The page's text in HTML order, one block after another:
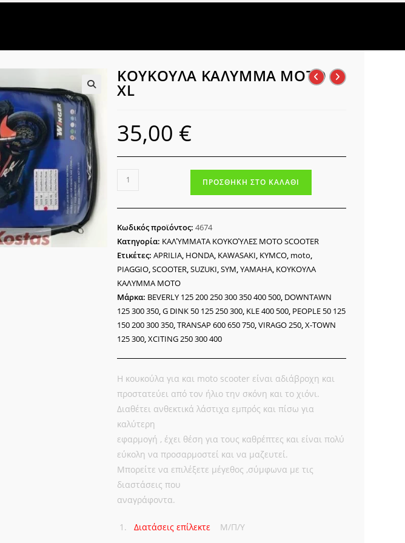
🔍
ΚΟΥΚΟΥΛΑ ΚΑΛΥΜΜΑ MOTO
XL
35,00 €
ΚΟΥΚΟΥΛΑ
MOTO
ποσότητα
ΠΡΟΣΘΉΚΗ ΣΤΟ ΚΑΛΆΘΙ
Κωδικός προϊόντος:4674
Κατηγορία: ΚΑΛΎΜΜΑΤΑ ΚΟΥΚΟΎΛΕΣ ΜΟΤΟ SCOOTER
Ετικέτες:APRILIA, HONDA, KAWASAKI, KYMCO, moto,
PIAGGIO,SCOOTER,SUZUKI,SYM,YAMAHA, ΚΟΥΚΟΥΛΑ
ΚΑΛΥΜΜΑ MOTO
Μάρκα: BEVERLY 125 200 250 300 350 400 500, DOWNTAWN
125 300 350,G DINK 50 125 250 300, KLE 400 500, PEOPLE 50 125
150 200 300 350,TRANSAP 600 650 750,VIRAGO 250,X-TOWN
125 300,XCITING 250 300 400
Η κουκούλα για και moto scooter είναι αδιάβροχη και
προστατεύει από τον ήλιο την σκόνη και το χιόνι.
Διαθέτει ανθεκτικά λάστιχα εμπρός και πίσω για
καλύτερη
εφαρμογή , έχει θέση για τους καθρέπτες και είναι πολύ
εύκολη να προσαρμοστεί και να μαζευτεί.
Μπορείτε να επιλέξετε μέγεθος ,σύμφωνα με τις
διαστάσεις που
αναγράφοντα.
Διατάσεις επίλεκτε Μ/Π/Υ